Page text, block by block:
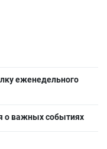
еженедельного
о важных событиях